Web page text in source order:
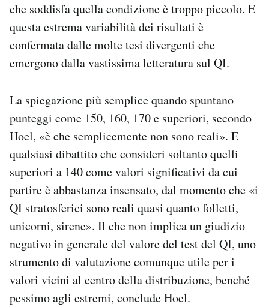
che soddisfa quella condizione è troppo piccolo. E
questa estrema variabilità dei risultati è
confermata dalle molte tesi divergenti che
emergono dalla vastissima letteratura sul QI.
La spiegazione più semplice quando spuntano
punteggi come 150, 160, 170 e superiori, secondo
Hoel, «è che semplicemente non sono reali». E
qualsiasi dibattito che consideri soltanto quelli
superiori a 140 come valori significativi da cui
partire è abbastanza insensato, dal momento che «i
QI stratosferici sono reali quasi quanto folletti,
unicorni, sirene». Il che non implica un giudizio
negativo in generale del valore del test del QI, uno
strumento di valutazione comunque utile per i
valori vicini al centro della distribuzione, benché
pessimo agli estremi, conclude Hoel.